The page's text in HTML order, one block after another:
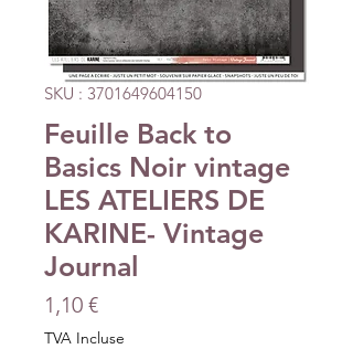
SKU : 3701649604150
Feuille Back to
Basics Noir vintage
LES ATELIERS DE
KARINE- Vintage
Journal
1,10 €Prix
TVA Incluse